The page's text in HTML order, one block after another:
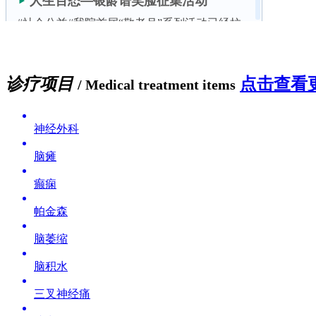
诊疗项目 / Medical treatment items 点击查看
神经外科
脑瘫
癫痫
帕金森
脑萎缩
脑积水
三叉神经痛